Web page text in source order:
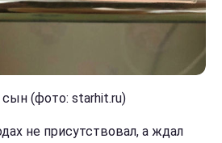
(фото: starhit.ru)
не присутствовал, а ждал